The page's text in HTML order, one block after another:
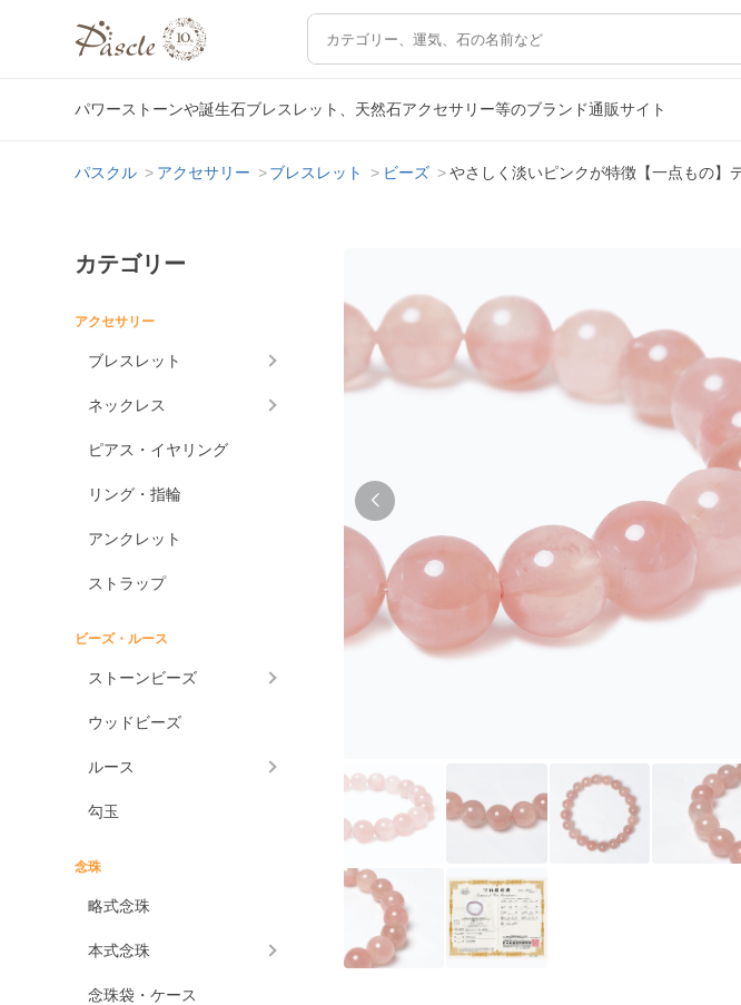
パワーストーンや誕生石ブレスレット、天然石アクセサリー等のブランド通販サイト
パスクル アクセサリー ブレスレット ビーズ やさしく淡いピンクが特徴【一点もの】
カテゴリー
アクセサリー
ブレスレット
ネックレス
ピアス・イヤリング
リング・指輪
アンクレット
ストラップ
ビーズ・ルース
ストーンビーズ
ウッドビーズ
ルース
勾玉
念珠
略式念珠
本式念珠
念珠袋・ケース